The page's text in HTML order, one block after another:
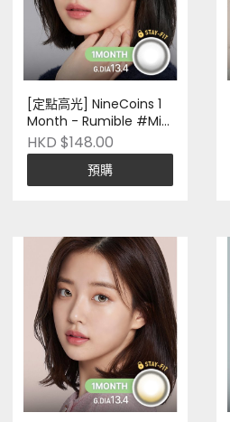
[定點高光] NineCoins 1
Month - Rumible #Mist
Gray｜兩片裝｜Silicone
Hydrogel｜韓國品牌｜
Pre-Order
HKD $148.00
預購